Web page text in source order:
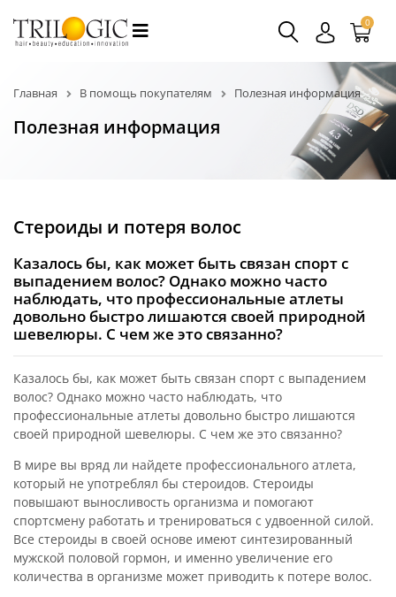
0
Главная В помощь покупателям Полезная информация
Полезная информация
Стероиды и потеря волос
Казалось бы, как может быть связан спорт с
выпадением волос? Однако можно часто
наблюдать, что профессиональные атлеты
довольно быстро лишаются своей природной
шевелюры. С чем же это связанно?
Казалось бы, как может быть связан спорт с выпадением
волос? Однако можно часто наблюдать, что
профессиональные атлеты довольно быстро лишаются
своей природной шевелюры. С чем же это связанно?
В мире вы вряд ли найдете профессионального атлета,
который не употреблял бы стероидов. Стероиды
повышают выносливость организма и помогают
спортсмену работать и тренироваться с удвоенной силой.
Все стероиды в своей основе имеют синтезированный
мужской половой гормон, и именно увеличение его
количества в организме может приводить к потере волос.